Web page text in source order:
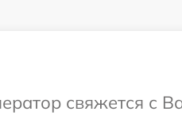
свяжется с